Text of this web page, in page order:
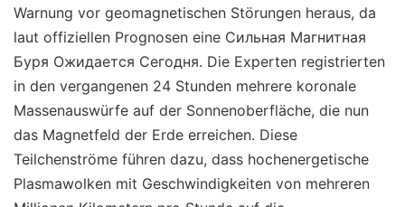
Warnung vor geomagnetischen Störungen heraus, da
laut offiziellen Prognosen eine Сильная Магнитная
Буря Ожидается Сегодня. Die Experten registrierten
in den vergangenen 24 Stunden mehrere koronale
Massenauswürfe auf der Sonnenoberfläche, die nun
das Magnetfeld der Erde erreichen. Diese
Teilchenströme führen dazu, dass hochenergetische
Plasmawolken mit Geschwindigkeiten von mehreren